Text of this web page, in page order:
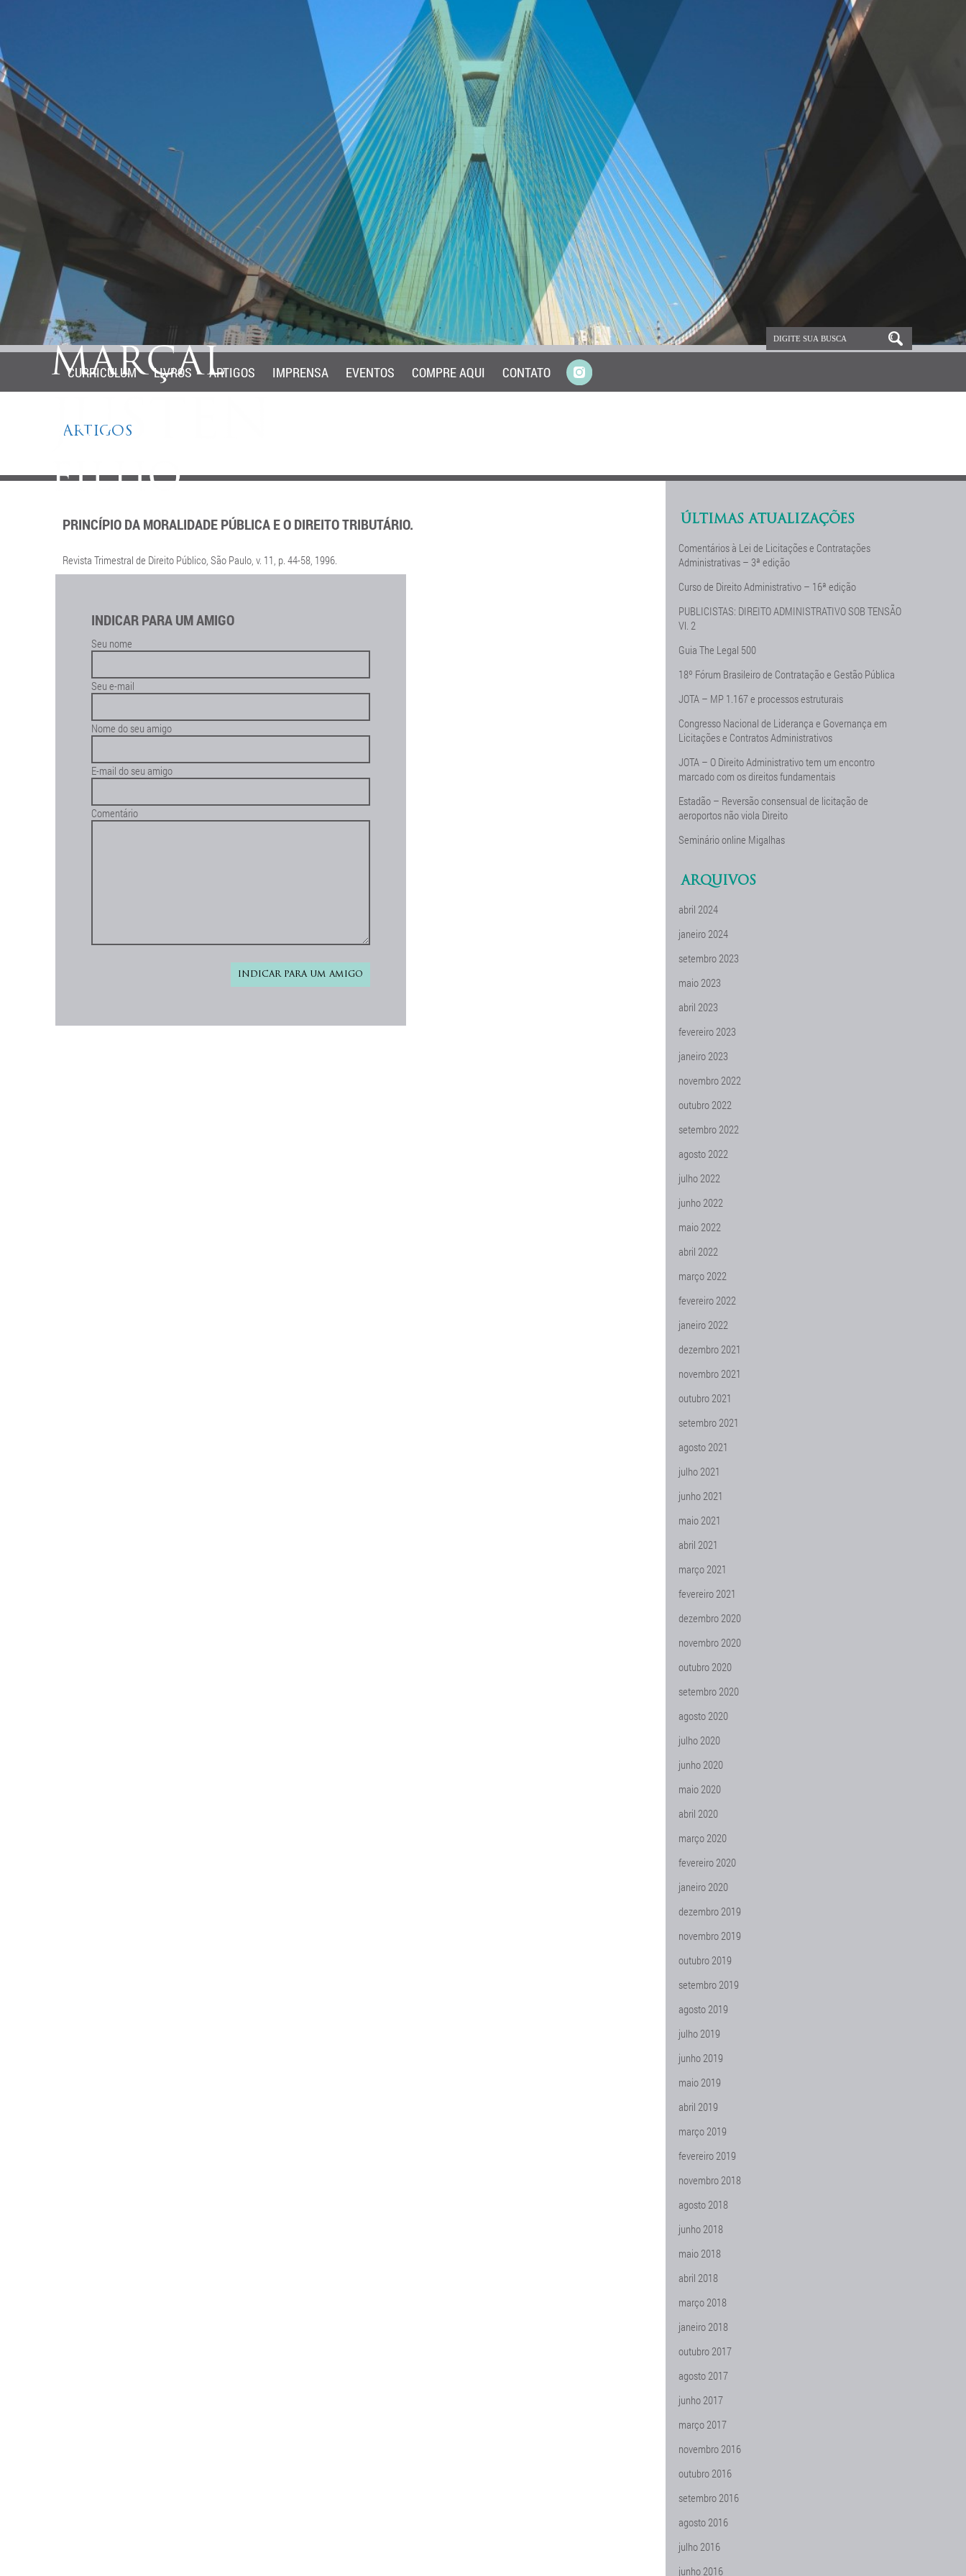
CURRICULUM LIVROS ARTIGOS IMPRENSA EVENTOS COMPRE AQUI CONTATO
ARTIGOS
PRINCÍPIO DA MORALIDADE PÚBLICA E O DIREITO TRIBUTÁRIO.
Revista Trimestral de Direito Público, São Paulo, v. 11, p. 44-58, 1996.
INDICAR PARA UM AMIGO
Seu nome
Seu e-mail
Nome do seu amigo
E-mail do seu amigo
Comentário
ÚLTIMAS ATUALIZAÇÕES
Comentários à Lei de Licitações e Contratações
Administrativas – 3ª edição
Curso de Direito Administrativo – 16ª edição
PUBLICISTAS: DIREITO ADMINISTRATIVO SOB TENSÃO
Vl. 2
Guia The Legal 500
18º Fórum Brasileiro de Contratação e Gestão Pública
JOTA – MP 1.167 e processos estruturais
Congresso Nacional de Liderança e Governança em
Licitações e Contratos Administrativos
JOTA – O Direito Administrativo tem um encontro
marcado com os direitos fundamentais
Estadão – Reversão consensual de licitação de
aeroportos não viola Direito
Seminário online Migalhas
ARQUIVOS
abril 2024
janeiro 2024
setembro 2023
maio 2023
abril 2023
fevereiro 2023
janeiro 2023
novembro 2022
outubro 2022
setembro 2022
agosto 2022
julho 2022
junho 2022
maio 2022
abril 2022
março 2022
fevereiro 2022
janeiro 2022
dezembro 2021
novembro 2021
outubro 2021
setembro 2021
agosto 2021
julho 2021
junho 2021
maio 2021
abril 2021
março 2021
fevereiro 2021
dezembro 2020
novembro 2020
outubro 2020
setembro 2020
agosto 2020
julho 2020
junho 2020
maio 2020
abril 2020
março 2020
fevereiro 2020
janeiro 2020
dezembro 2019
novembro 2019
outubro 2019
setembro 2019
agosto 2019
julho 2019
junho 2019
maio 2019
abril 2019
março 2019
fevereiro 2019
novembro 2018
agosto 2018
junho 2018
maio 2018
abril 2018
março 2018
janeiro 2018
outubro 2017
agosto 2017
junho 2017
março 2017
novembro 2016
outubro 2016
setembro 2016
agosto 2016
julho 2016
junho 2016